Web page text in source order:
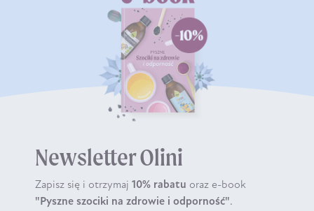
Newsletter Olini
Zapisz się i otrzymaj 10% rabatu oraz e-book
"Pyszne szociki na zdrowie i odporność".